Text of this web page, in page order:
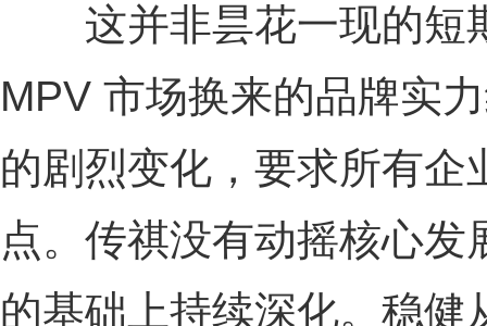
这并非昙花一现的短
MPV 市场换来的品牌实
的剧烈变化，要求所有
点。传祺没有动摇核心
的基础上持续深化。稳